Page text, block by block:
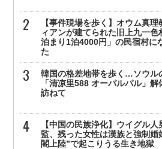
【事件現場を歩く】オウム真理
ィアンが建てられた旧上九一色
泊まり1泊4000円」の民宿村に
た
韓国の格差地帯を歩く…ソウル
「清凉里588 オーパルパル」解
訪ねて
【中国の民族浄化】ウイグル人
監、残った女性は漢族と強制
閣上陸”で起こりうる生き地獄